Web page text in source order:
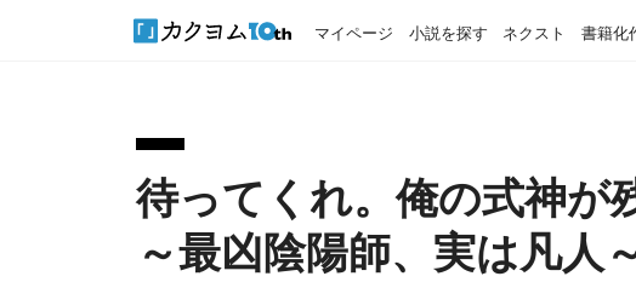
マイページ 小説を探す ネクスト 書籍化
待ってくれ。俺の式神が
～最凶陰陽師、実は凡人